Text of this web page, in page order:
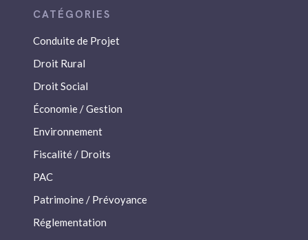
Conduite de Projet
Droit Rural
Droit Social
Économie / Gestion
Environnement
Fiscalité / Droits
PAC
Patrimoine / Prévoyance
Réglementation